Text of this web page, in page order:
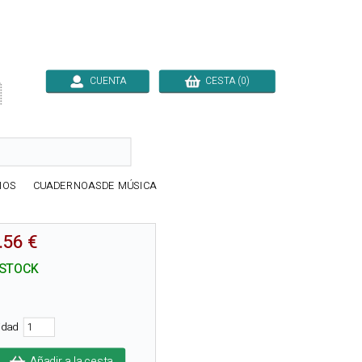
CUENTA CESTA (0)
CUADERNOASDE MÚSICA
€